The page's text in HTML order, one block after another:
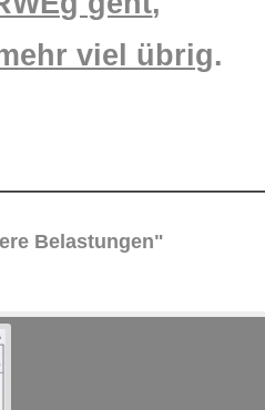
viel übrig.
Belastungen"